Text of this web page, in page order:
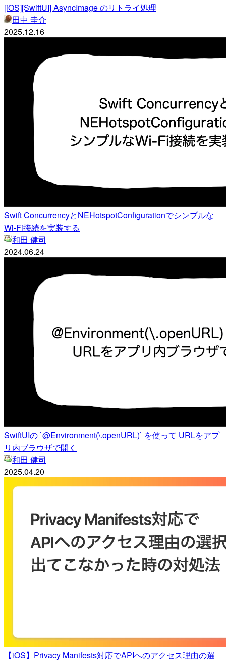
[iOS][SwiftUI] AsyncImage のリトライ処理
田中 圭介
2025.12.16
Swift ConcurrencyとNEHotspotConfigurationでシンプルな
Wi-Fi接続を実装する
和田 健司
2024.06.24
SwiftUIの `@Environment(\.openURL)` を使って URLをアプ
リ内ブラウザで開く
和田 健司
2025.04.20
【iOS】Privacy Manifests対応でAPIへのアクセス理由の選